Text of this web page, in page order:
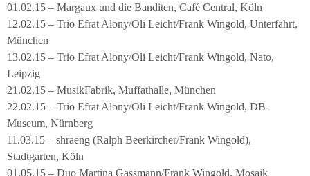
01.02.15 – Margaux und die Banditen, Café Central, Köln
12.02.15 – Trio Efrat Alony/Oli Leicht/Frank Wingold, Unterfahrt,
München
13.02.15 – Trio Efrat Alony/Oli Leicht/Frank Wingold, Nato,
Leipzig
21.02.15 – MusikFabrik, Muffathalle, München
22.02.15 – Trio Efrat Alony/Oli Leicht/Frank Wingold, DB-
Museum, Nürnberg
11.03.15 – shraeng (Ralph Beerkircher/Frank Wingold),
Stadtgarten, Köln
01.05.15 – Duo Martina Gassmann/Frank Wingold, Mosaik